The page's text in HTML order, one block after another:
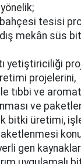
tesisi
mekân süs
yetiştiriciliği
projelerini,
tıbbi ve
ve
bitki üretimi,
gen